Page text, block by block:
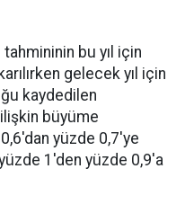
bu yıl için
gelecek yıl için
kaydedilen
büyüme
yüzde 0,7'ye
1'den yüzde 0,9'a